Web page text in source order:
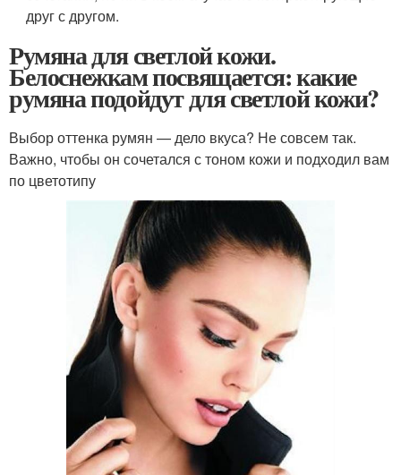
друг с другом.
Румяна для светлой кожи.
Белоснежкам посвящается: какие
румяна подойдут для светлой кожи?
Выбор оттенка румян — дело вкуса? Не совсем так.
Важно, чтобы он сочетался с тоном кожи и подходил вам
по цветотипу